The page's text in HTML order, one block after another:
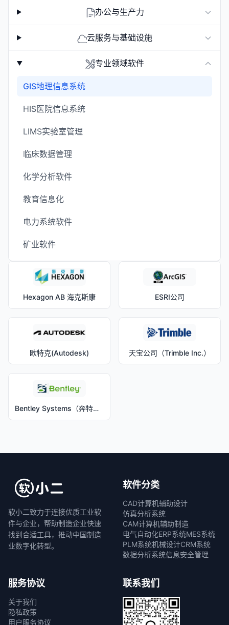
办公与生产力
云服务与基础设施
专业领域软件
GIS地理信息系统
HIS医院信息系统
LIMS实验室管理
临床数据管理
化学分析软件
教育信息化
电力系统软件
矿业软件
Hexagon AB 海克斯康 ESRI公司
欧特克(Autodesk) 天宝公司（Trimble Inc.）
Bentley Systems（奔特力系统公司）
软小二致力于连接优质工业软
件与企业，帮助制造企业快速
找到合适工具，推动中国制造
业数字化转型。
软件分类
CAD计算机辅助设计
仿真分析系统
CAM计算机辅助制造
电气自动化ERP系统MES系统
PLM系统机械设计CRM系统
数据分析系统信息安全管理
服务协议
关于我们
隐私政策
用户服务协议
联系我们